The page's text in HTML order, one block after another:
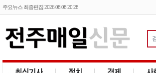
주요뉴스 최종편집 2026.08.08 20:28